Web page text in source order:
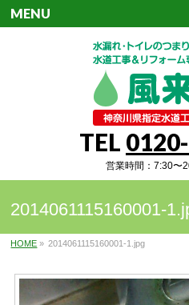
TEL
営業時間：7:30〜
MENU
2014061115160001-
HOME » 2014061115160001-1.jpg